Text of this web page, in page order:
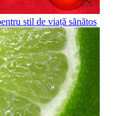
stil de viață sănătos